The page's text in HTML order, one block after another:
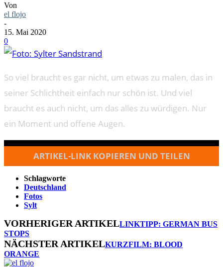
Von
el flojo
-
15. Mai 2020
0
So viel braucht es gar nicht, um etwas zu malen, das in
seiner Schlichtheit einfach nur schön ist. Und viel
braucht es auch nicht, um das alles zu würdigen. Nur
ein Moment und offene Augen.
ARTIKEL-LINK KOPIEREN UND TEILEN
Schlagworte
Deutschland
Fotos
Sylt
VORHERIGER ARTIKELLINKTIPP: GERMAN BUS
STOPS
NÄCHSTER ARTIKELKURZFILM: BLOOD
ORANGE